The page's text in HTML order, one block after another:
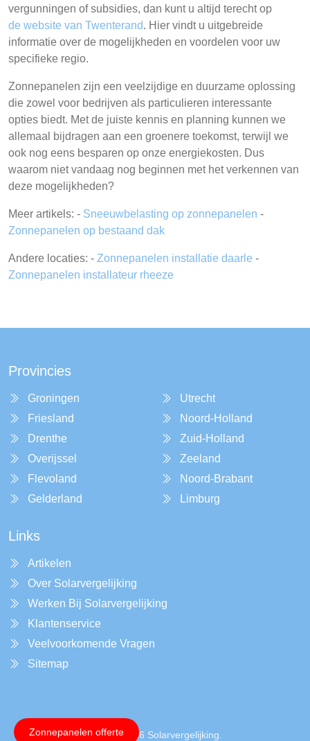
vergunningen of subsidies, dan kunt u altijd terecht op
de website van Twenterand. Hier vindt u uitgebreide
informatie over de mogelijkheden en voordelen voor uw
specifieke regio.
Zonnepanelen zijn een veelzijdige en duurzame oplossing
die zowel voor bedrijven als particulieren interessante
opties biedt. Met de juiste kennis en planning kunnen we
allemaal bijdragen aan een groenere toekomst, terwijl we
ook nog eens besparen op onze energiekosten. Dus
waarom niet vandaag nog beginnen met het verkennen van
deze mogelijkheden?
Meer artikels: - Sneeuwbelasting op zonnepanelen -
Zonnepanelen op bestaand dak
Andere locaties: - Zonnepanelen installatie daarle -
Zonnepanelen installateur rheeze
Provincies
Groningen
Friesland
Drenthe
Overijssel
Flevoland
Gelderland
Utrecht
Noord-Holland
Zuid-Holland
Zeeland
Noord-Brabant
Limburg
Links
Artikelen
Over Solarvergelijking
Werken Bij Solarvergelijking
Klantenservice
Veelvoorkomende Vragen
Sitemap
Copyright © 2026 Solarvergelijking.
Zonnepanelen offerte